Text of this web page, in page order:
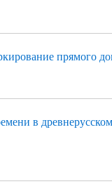
прямого
в